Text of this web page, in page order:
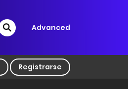
Advanced
Registrarse